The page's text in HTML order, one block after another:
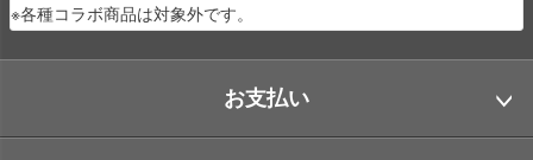
※各種コラボ商品は対象外です。
お支払い